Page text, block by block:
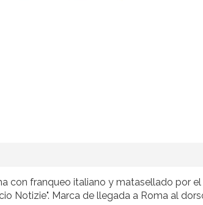
con franqueo italiano y matasellado por
Notizie". Marca de llegada a Roma al